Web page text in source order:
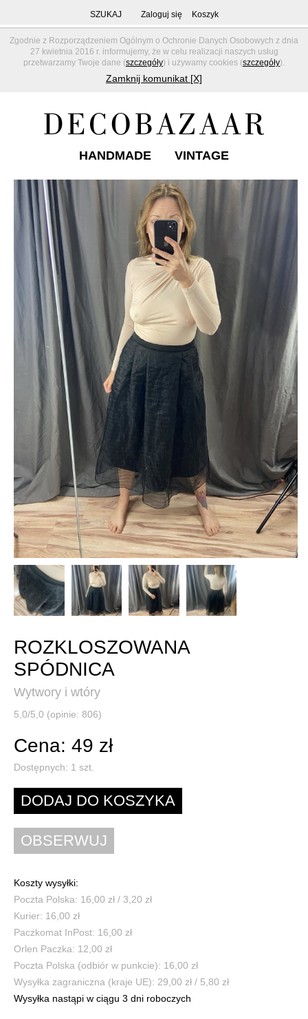
Zgodnie z Rozporządzeniem Ogólnym o Ochronie Danych Osobowych z dnia
27 kwietnia 2016 r. informujemy, że w celu realizacji naszych usług
przetwarzamy Twoje dane (szczegóły) i używamy cookies (szczegóły).
Zamknij komunikat [X]
SZUKAJ Zaloguj się Koszyk
HANDMADE VINTAGE
ROZKLOSZOWANA
SPÓDNICA
Wytwory i wtóry
5,0/5,0 (opinie: 806)
Cena: 49 zł
Dostępnych: 1 szt.
Koszty wysyłki:
Poczta Polska: 16,00 zł / 3,20 zł
Kurier: 16,00 zł
Paczkomat InPost: 16,00 zł
Orlen Paczka: 12,00 zł
Poczta Polska (odbiór w punkcie): 16,00 zł
Wysyłka zagraniczna (kraje UE): 29,00 zł / 5,80 zł
Wysyłka nastąpi w ciągu 3 dni roboczych